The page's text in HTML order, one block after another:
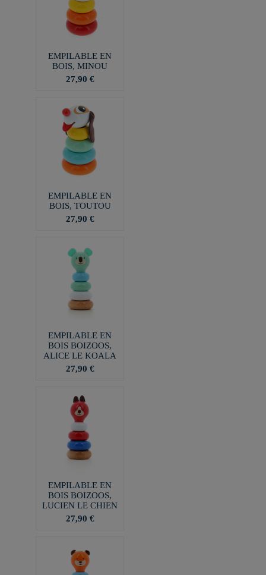
EMPILABLE EN
BOIS, MINOU
27,90 €
EMPILABLE EN
BOIS, TOUTOU
27,90 €
EMPILABLE EN
BOIS BOIZOOS,
ALICE LE KOALA
27,90 €
EMPILABLE EN
BOIS BOIZOOS,
LUCIEN LE CHIEN
27,90 €